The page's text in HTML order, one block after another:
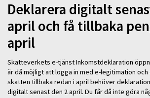
Deklarera digitalt
april och få tillbaka
april
Skatteverkets e-tjänst Inkomstdeklaration
är då möjligt att logga in med e-legitimation och
skatten tillbaka redan i april behöver
digitalt senast den 2 april. Du får då inte göra